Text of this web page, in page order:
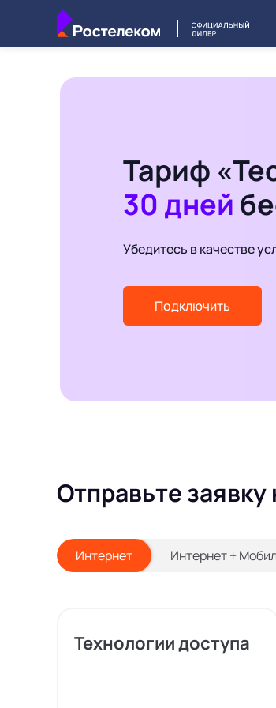
Тариф
30 дней
Убедитесь в качестве
Подключить
Отправьте
Интернет Интернет +
Технологии доступа